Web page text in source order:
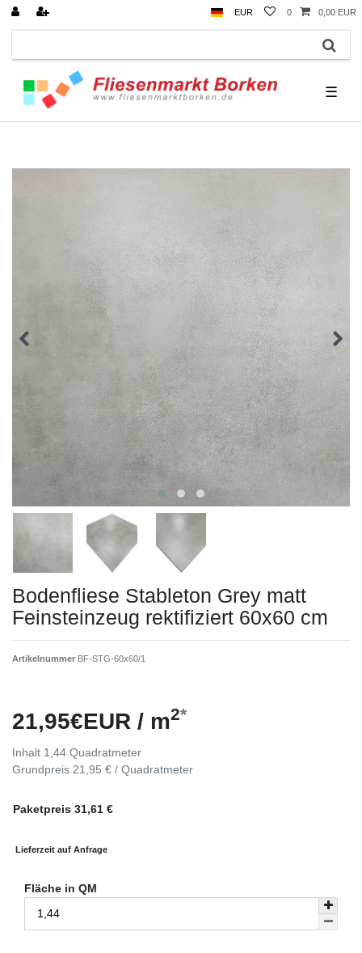
EUR 0 0,00 EUR
☰
Bodenfliese Stableton Grey matt
Feinsteinzeug rektifiziert 60x60 cm
Artikelnummer BF-STG-60x60/1
21,95€EUR / m2*
Inhalt 1,44 Quadratmeter
Grundpreis 21,95 € / Quadratmeter
Paketpreis 31,61 €
Lieferzeit auf Anfrage
Fläche in QM